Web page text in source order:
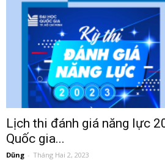
Lịch thi đánh giá năng lực
Quốc gia...
Dũng - Tháng Hai 2, 2023